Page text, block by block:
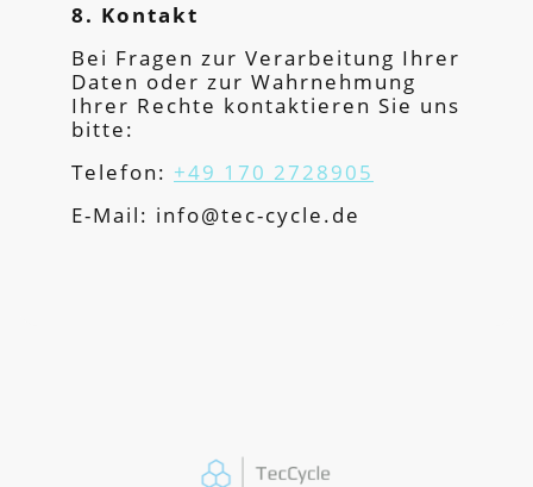
8. Kontakt
Bei Fragen zur Verarbeitung Ihrer
Daten oder zur Wahrnehmung
Ihrer Rechte kontaktieren Sie uns
bitte:
Telefon: +49 170 2728905
E-Mail: info@tec-cycle.de